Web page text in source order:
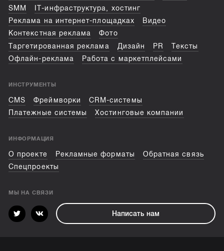
SMM
IT-инфраструктура, хостинг
Реклама на интернет-площадках
Видео
Контекстная реклама
Фото
Таргетированная реклама
Дизайн PR
Тексты
Офлайн-реклама
Работа с маркетплейсами
ИНСТРУМЕНТЫ
CMS Фреймворки
CRM-системы
Платежные системы
Хостинговые компании
ИНФОРМАЦИЯ
О проекте Рекламные форматы
Обратная связь
Спецпроекты
МЫ НА СВЯЗИ
Написать нам